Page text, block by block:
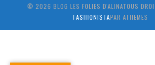
© 2026 BLOG LES FOLIES D'ALINATOUS
FASHIONISTAPAR ATHEMES